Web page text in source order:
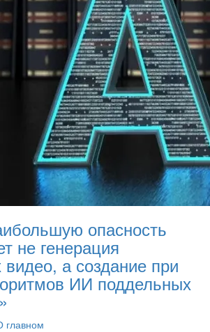
опасность
не генерация
а создание при
ИИ поддельных
главном